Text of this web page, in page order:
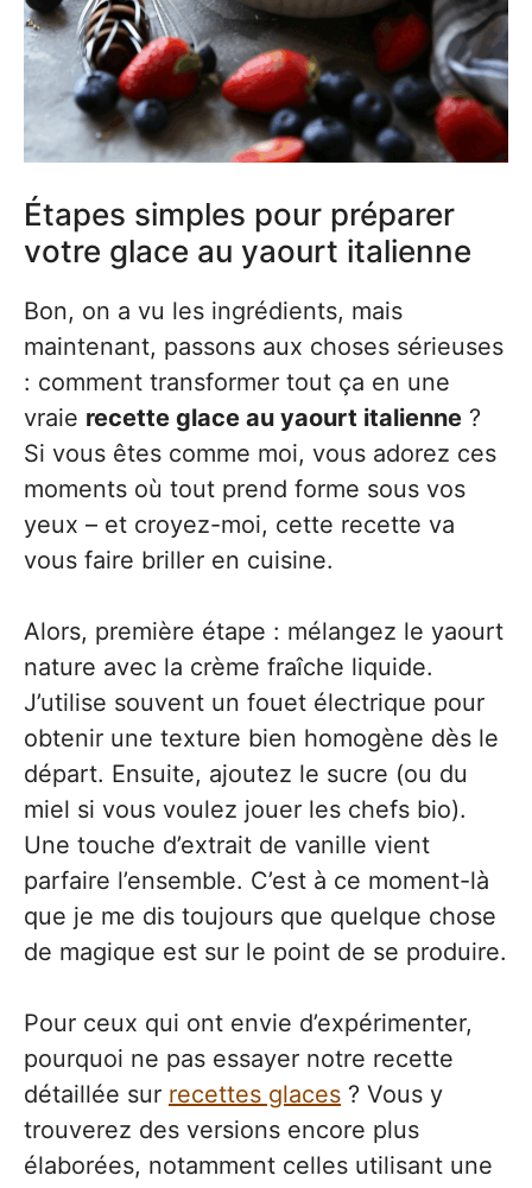
Étapes simples pour préparer
votre glace au yaourt italienne
Bon, on a vu les ingrédients, mais
maintenant, passons aux choses sérieuses
: comment transformer tout ça en une
vraie recette glace au yaourt italienne ?
Si vous êtes comme moi, vous adorez ces
moments où tout prend forme sous vos
yeux – et croyez-moi, cette recette va
vous faire briller en cuisine.
Alors, première étape : mélangez le yaourt
nature avec la crème fraîche liquide.
J’utilise souvent un fouet électrique pour
obtenir une texture bien homogène dès le
départ. Ensuite, ajoutez le sucre (ou du
miel si vous voulez jouer les chefs bio).
Une touche d’extrait de vanille vient
parfaire l’ensemble. C’est à ce moment-là
que je me dis toujours que quelque chose
de magique est sur le point de se produire.
Pour ceux qui ont envie d’expérimenter,
pourquoi ne pas essayer notre recette
détaillée sur recettes glaces ? Vous y
trouverez des versions encore plus
élaborées, notamment celles utilisant une